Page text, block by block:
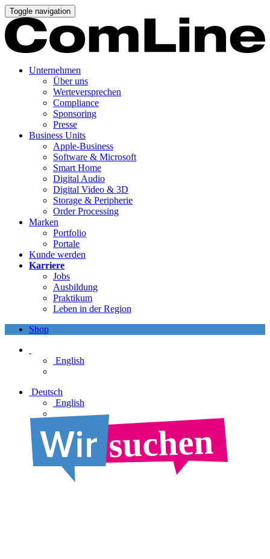
Toggle navigation
Unternehmen
Über uns
Werteversprechen
Compliance
Sponsoring
Presse
Business Units
Apple-Business
Software & Microsoft
Smart Home
Digital Audio
Digital Video & 3D
Storage & Peripherie
Order Processing
Marken
Portfolio
Portale
Kunde werden
Karriere
Jobs
Ausbildung
Praktikum
Leben in der Region
Shop
English
Deutsch
English
suchen